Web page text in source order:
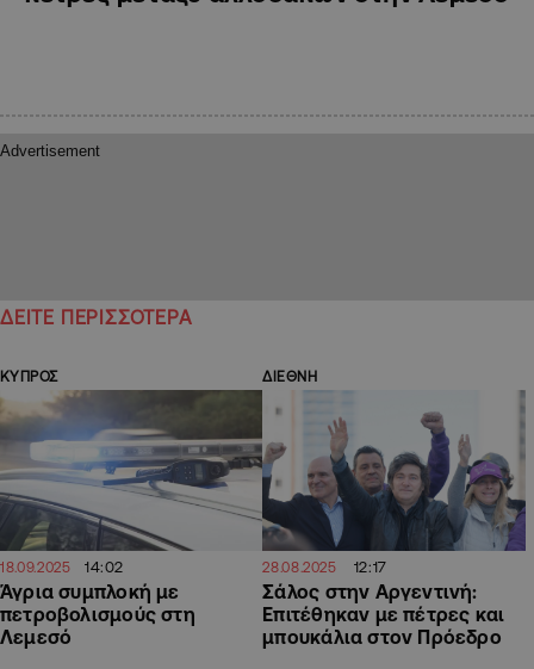
ΔΕΙΤΕ ΠΕΡΙΣΣΟΤΕΡΑ
ΚΥΠΡΟΣ
18.09.2025 14:02
Άγρια συμπλοκή με
πετροβολισμούς στη
Λεμεσό
ΔΙΕΘΝΗ
28.08.2025 12:17
Σάλος στην Αργεντινή:
Επιτέθηκαν με πέτρες και
μπουκάλια στον Πρόεδρο